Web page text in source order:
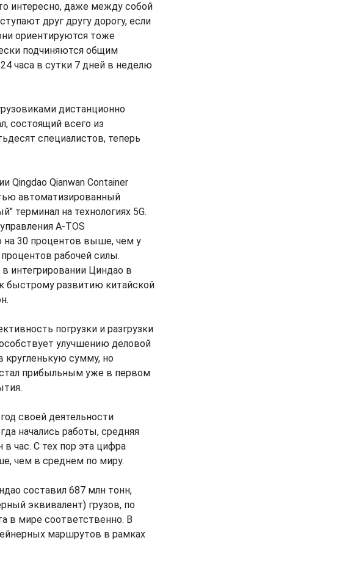
интересно, даже между собой
друг другу дорогу, если
ориентируются тоже
подчиняются общим
часа в сутки 7 дней в неделю
дистанционно
состоящий всего из
специалистов, теперь
Qingdao Qianwan Container
автоматизированный
терминал на технологиях 5G.
A-TOS
на 30 процентов выше, чем у
рабочей силы.
интегрировании Циндао в
быстрому развитию китайской
погрузки и разгрузки
улучшению деловой
кругленькую сумму, но
прибыльным уже в первом
своей деятельности
начались работы, средняя
в час. С тех пор эта цифра
чем в среднем по миру.
составил 687 млн тонн,
эквивалент) грузов, по
в мире соответственно. В
маршрутов в рамках